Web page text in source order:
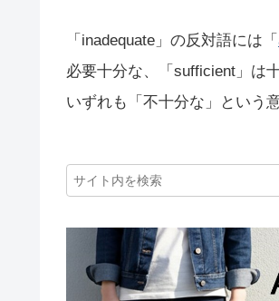
「inadequate」の反対語には「
必要十分な、「sufficient」は
いずれも「不十分な」という